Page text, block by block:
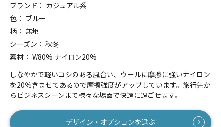
ブランド： カジュアル系
色： ブルー
柄： 無地
シーズン： 秋冬
素材： W80% ナイロン20%
しなやかで軽いコシのある風合い、ウールに摩擦に強いナイロン
を20％含ませてあるので摩擦強度がアップしています。旅行先か
らビジネスシーンまで様々な場面で快適に過ごせます。
数量
デザイン・オプションを選ぶ